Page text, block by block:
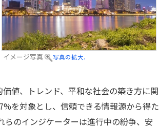
イメージ写真 写真の拡大.
値、トレンド、平和な社会の築き方に関
を対象とし、信頼できる情報源から得た
のインジケーターは進行中の紛争、安